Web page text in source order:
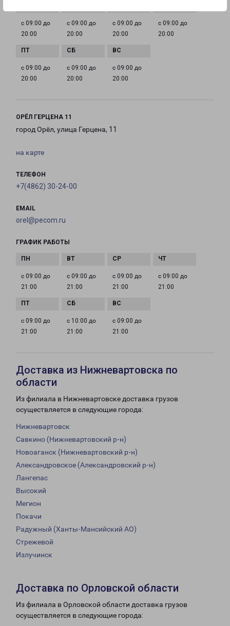
с 09:00 до
20:00
с 09:00 до
20:00
с 09:00 до
20:00
с 09:00 до
20:00
с 09:00 до
20:00
с 09:00 до
20:00
с 09:00 до
20:00
ОРЁЛ ГЕРЦЕНА 11
город Орёл, улица Герцена, 11
на карте
ТЕЛЕФОН
+7(4862) 30-24-00
EMAIL
orel@pecom.ru
ГРАФИК РАБОТЫ
с 09:00 до
21:00
с 09:00 до
21:00
с 09:00 до
21:00
с 09:00 до
21:00
с 09:00 до
21:00
с 10:00 до
21:00
с 09:00 до
21:00
Доставка из Нижневартовска по
области
Из филиала в Нижневартовске доставка грузов
осуществляется в следующие города:
Нижневартовск
Савкино (Нижневартовский р-н)
Новоаганск (Нижневартовский р-н)
Александровское (Александровский р-н)
Лангепас
Высокий
Мегион
Покачи
Радужный (Ханты-Мансийский АО)
Стрежевой
Излучинск
Доставка по Орловской области
Из филиала в Орловской области доставка грузов
осуществляется в следующие города: